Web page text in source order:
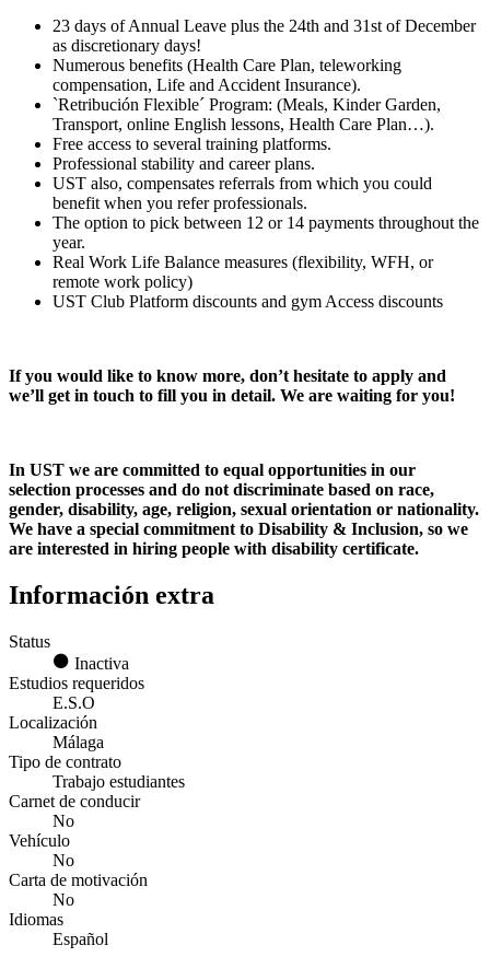
23 days of Annual Leave plus the 24th and 31st of December
as discretionary days!
Numerous benefits (Health Care Plan, teleworking
compensation, Life and Accident Insurance).
`Retribución Flexible´ Program: (Meals, Kinder Garden,
Transport, online English lessons, Health Care Plan…).
Free access to several training platforms.
Professional stability and career plans.
UST also, compensates referrals from which you could
benefit when you refer professionals.
The option to pick between 12 or 14 payments throughout the
year.
Real Work Life Balance measures (flexibility, WFH, or
remote work policy)
UST Club Platform discounts and gym Access discounts
If you would like to know more, don’t hesitate to apply and
we’ll get in touch to fill you in detail. We are waiting for you!
In UST we are committed to equal opportunities in our
selection processes and do not discriminate based on race,
gender, disability, age, religion, sexual orientation or nationality.
We have a special commitment to Disability & Inclusion, so we
are interested in hiring people with disability certificate.
Información extra
Status
Inactiva
Estudios requeridos
E.S.O
Localización
Málaga
Tipo de contrato
Trabajo estudiantes
Carnet de conducir
No
Vehículo
No
Carta de motivación
No
Idiomas
Español